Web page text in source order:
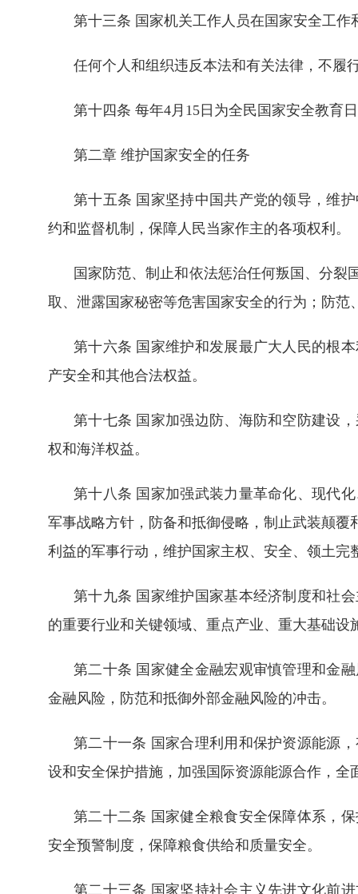
第十三条 国家机关工作人员在国家安全工
任何个人和组织违反本法和有关法律，不履
第十四条 每年4月15日为全民国家安全教育
第二章 维护国家安全的任务
第十五条 国家坚持中国共产党的领导，维
约和监督机制，保障人民当家作主的各项权利。
国家防范、制止和依法惩治任何叛国、分
取、泄露国家秘密等危害国家安全的行为；防
第十六条 国家维护和发展最广大人民的根
产安全和其他合法权益。
第十七条 国家加强边防、海防和空防建设
权和海洋权益。
第十八条 国家加强武装力量革命化、现代
军事战略方针，防备和抵御侵略，制止武装颠
利益的军事行动，维护国家主权、安全、领土完
第十九条 国家维护国家基本经济制度和社
的重要行业和关键领域、重点产业、重大基础
第二十条 国家健全金融宏观审慎管理和金
金融风险，防范和抵御外部金融风险的冲击。
第二十一条 国家合理利用和保护资源能源
设和安全保护措施，加强国际资源能源合作，
第二十二条 国家健全粮食安全保障体系，
安全预警制度，保障粮食供给和质量安全。
第二十三条 国家坚持社会主义先进文化前